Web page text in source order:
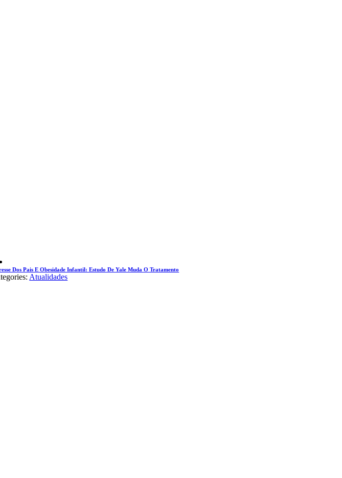
Dos Pais E Obesidade Infantil: Estudo De Yale Muda O Tratamento
Atualidades